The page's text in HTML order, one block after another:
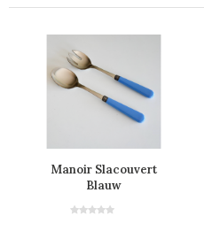
Manoir Slacouvert
Blauw